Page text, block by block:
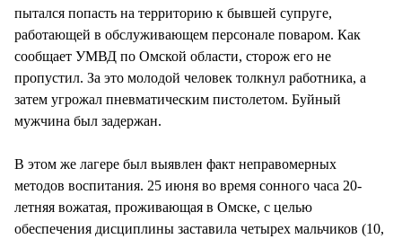
пытался попасть на территорию к бывшей супруге,
работающей в обслуживающем персонале поваром. Как
сообщает УМВД по Омской области, сторож его не
пропустил. За это молодой человек толкнул работника, а
затем угрожал пневматическим пистолетом. Буйный
мужчина был задержан.
В этом же лагере был выявлен факт неправомерных
методов воспитания. 25 июня во время сонного часа 20-
летняя вожатая, проживающая в Омске, с целью
обеспечения дисциплины заставила четырех мальчиков (10,